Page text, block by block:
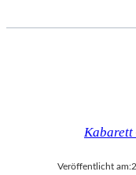
Veröffentlicht am: